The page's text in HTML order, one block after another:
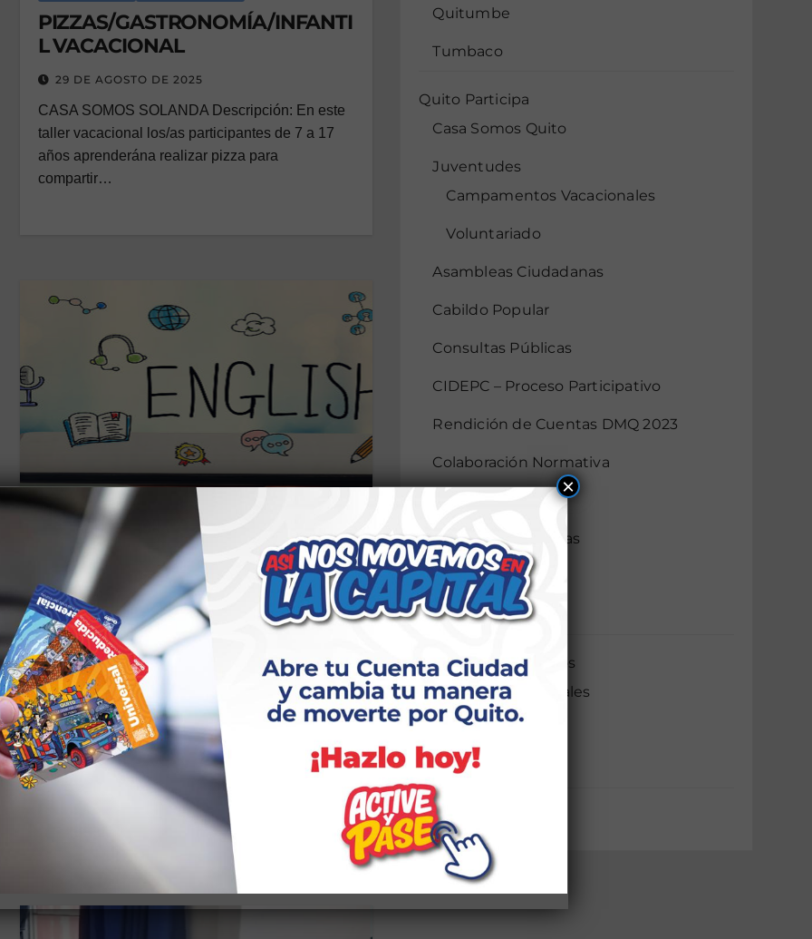
PIZZAS/GASTRONOMÍA/INFANTI
L VACACIONAL
29 DE AGOSTO DE 2025
CASA SOMOS SOLANDA Descripción: En este
taller vacacional los/as participantes de 7 a 17
años aprenderána realizar pizza para
compartir…
CS EDUCACIÓN TALLERES SOLANDA
INGLÉS/EDUCACIÓN/BÁSICO
29 DE AGOSTO DE 2025
CASA SOMOS SOLANDA Descripción: En este
taller los/as participantes aprenderán un nuevo
idioma que les permitirá fortalecer la memoria
y…
Quitumbe
Tumbaco
Quito Participa
Casa Somos Quito
Juventudes
Campamentos Vacacionales
Voluntariado
Asambleas Ciudadanas
Cabildo Popular
Consultas Públicas
CIDEPC – Proceso Participativo
Rendición de Cuentas DMQ 2023
Colaboración Normativa
Gobierno Abierto
Audiencias Públicas
Mingas
AIER
Servicios Ciudadanos
Servicios Municipales
Capacitaciones
Puntos Wifi
Noticias Zonales
×